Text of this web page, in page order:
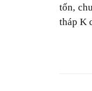
tốn,
tháp K